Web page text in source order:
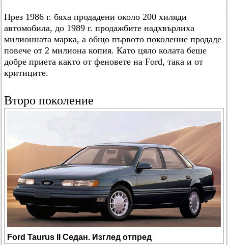
През 1986 г. бяха продадени около 200 хиляди
автомобила, до 1989 г. продажбите надхвърлиха
милионната марка, а общо първото поколение продаде
повече от 2 милиона копия. Като цяло колата беше
добре приета както от феновете на Ford, така и от
критиците.
Второ поколение
Ford Taurus II Седан. Изглед отпред